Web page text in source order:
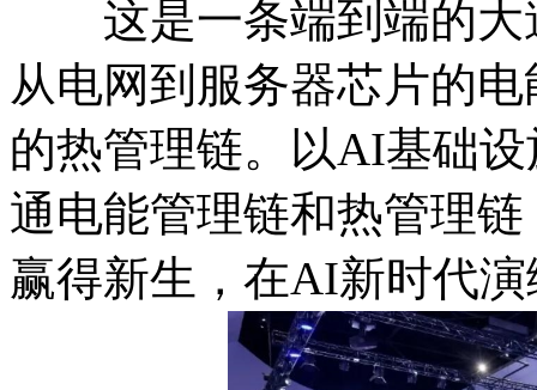
这是一条端到端的大
从电网到服务器芯片的
的热管理链。以AI基础
通电能管理链和热管理
赢得新生，在AI新时代